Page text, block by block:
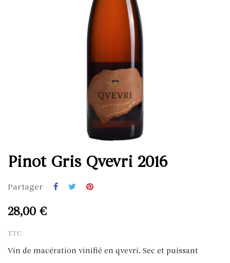
Pinot Gris Qvevri 2016
Partager
28,00 €
TTC
Vin de macération vinifié en qvevri. Sec et puissant